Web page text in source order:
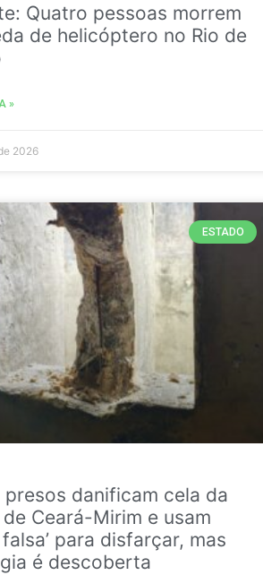
Quatro pessoas morrem
de helicóptero no Rio de
»
2026
ESTADO
presos danificam cela da
Ceará-Mirim e usam
falsa’ para disfarçar, mas
é descoberta